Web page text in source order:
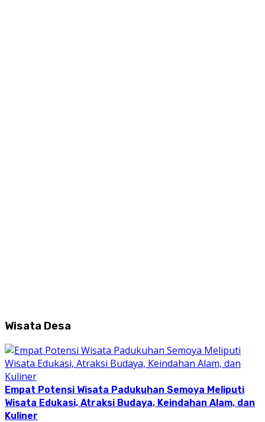
Wisata Desa
Empat Potensi Wisata Padukuhan Semoya Meliputi
Wisata Edukasi, Atraksi Budaya, Keindahan Alam, dan
Kuliner